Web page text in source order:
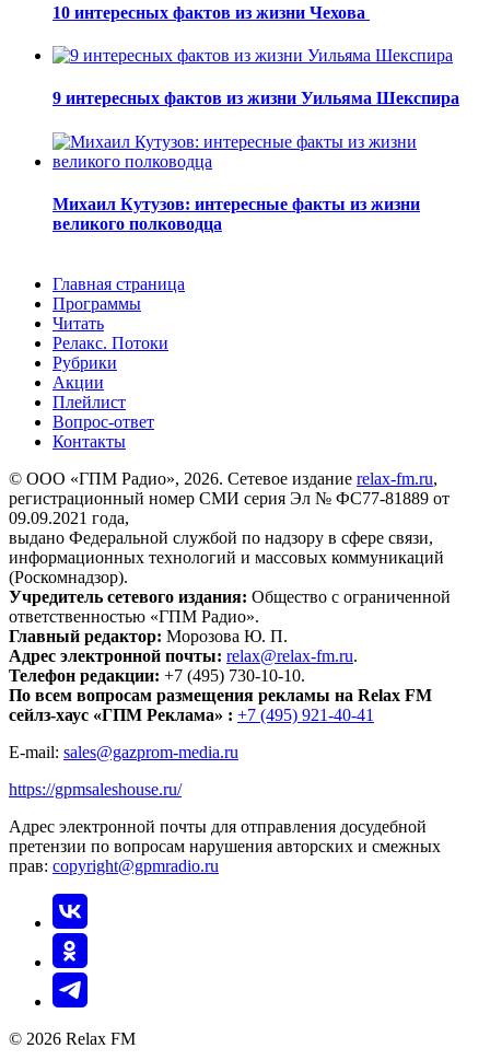
10 интересных фактов из жизни Чехова
9 интересных фактов из жизни Уильяма Шекспира
Михаил Кутузов: интересные факты из жизни
великого полководца
Главная страница
Программы
Читать
Релакс. Потоки
Рубрики
Акции
Плейлист
Вопрос-ответ
Контакты
© ООО «ГПМ Радио», 2026. Сетевое издание relax-fm.ru,
регистрационный номер СМИ серия Эл № ФС77-81889 от
09.09.2021 года,
выдано Федеральной службой по надзору в сфере связи,
информационных технологий и массовых коммуникаций
(Роскомнадзор).
Учредитель сетевого издания: Общество с ограниченной
ответственностью «ГПМ Радио».
Главный редактор: Морозова Ю. П.
Адрес электронной почты: relax@relax-fm.ru.
Телефон редакции: +7 (495) 730-10-10.
По всем вопросам размещения рекламы на Relax FM
сейлз-хаус «ГПМ Реклама» : +7 (495) 921-40-41
E-mail: sales@gazprom-media.ru
https://gpmsaleshouse.ru/
Адрес электронной почты для отправления досудебной
претензии по вопросам нарушения авторских и смежных
прав: copyright@gpmradio.ru
© 2026 Relax FM